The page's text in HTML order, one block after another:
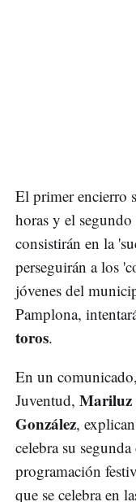
El primer encierro
horas y el
consistirán en la
perseguirán a los
jóvenes del
Pamplona,
toros.
En un
Juventud, Mariluz
González,
celebra su
programación
que se celebra en